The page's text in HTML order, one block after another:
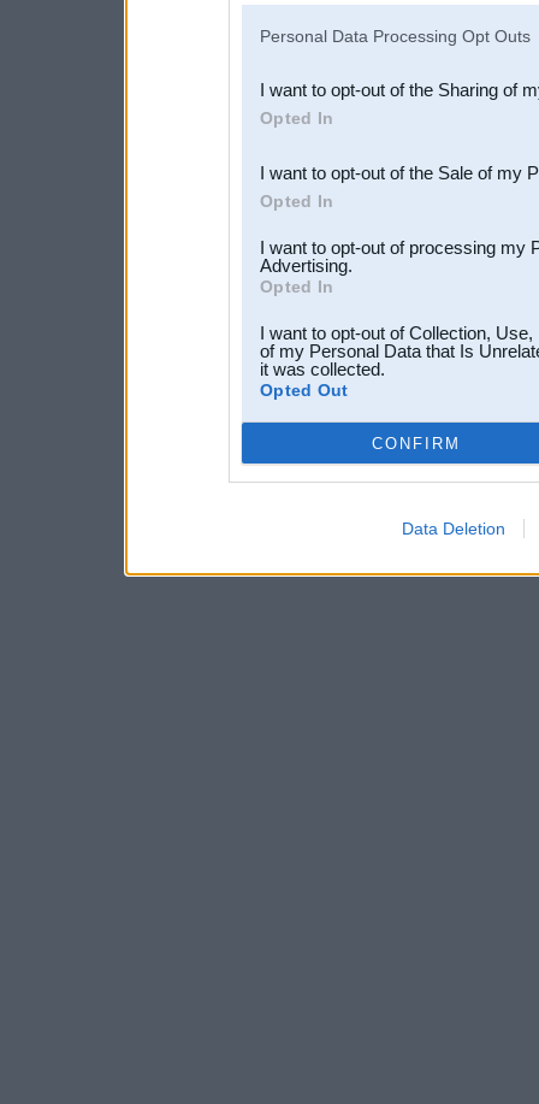
Downstream Participants
third parties.
Personal Data Processing Opt Outs
I want to opt-out of the Sharing of
Opted In
I want to opt-out of the Sale of my
Opted In
I want to opt-out of processing my
Advertising.
Opted In
I want to opt-out of Collection,
of my Personal Data that Is
it was collected.
Opted Out
CONFIRM
Data Deletion